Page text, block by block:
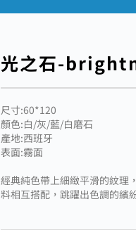
光之石-
尺寸:60*120
顏色:白/灰/藍/白磨石
產地:西班牙
表面:霧面
經典純色帶上細緻平滑的紋理
料相互搭配，跳躍出色調的繽